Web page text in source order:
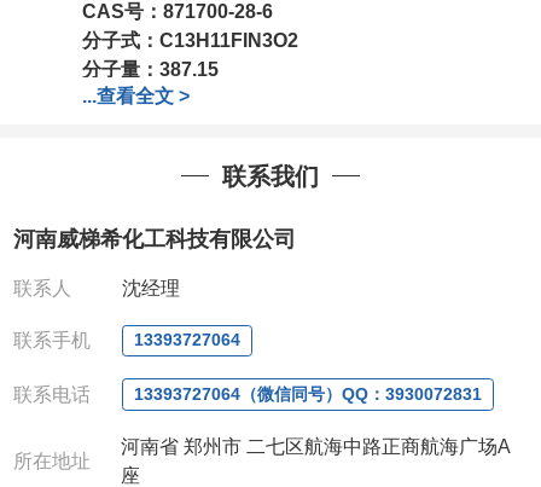
CAS号： 871700-28-6
分子式： C13H11FIN3O2
分子量： 387.15
包装：1Mg ; 5Mg;10Mg ;100Mg;250Mg ;500Mg
作中有用到的试剂,欢迎前来询购
电话:0371-63377391/13393727064
:13393727064
联系人: 沈晓东(欢迎致电
...查看全文 >
联系我们
河南威梯希化工科技有限公司
联系人 沈经理
联系手机 13393727064
联系电话 13393727064（微信同号）QQ：3930072831
所在地址
河南省 郑州市 二七区航海中路正商航海广场A
座